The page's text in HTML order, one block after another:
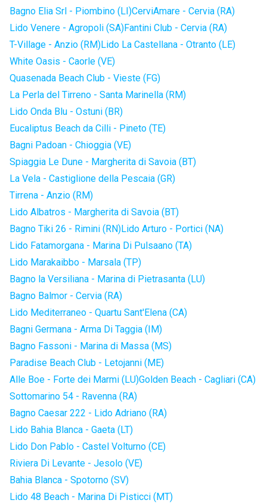
Bagno Elia Srl - Piombino (LI)CerviAmare - Cervia (RA)
Lido Venere - Agropoli (SA)Fantini Club - Cervia (RA)
T-Village - Anzio (RM)Lido La Castellana - Otranto (LE)
White Oasis - Caorle (VE)
Quasenada Beach Club - Vieste (FG)
La Perla del Tirreno - Santa Marinella (RM)
Lido Onda Blu - Ostuni (BR)
Eucaliptus Beach da Cilli - Pineto (TE)
Bagni Padoan - Chioggia (VE)
Spiaggia Le Dune - Margherita di Savoia (BT)
La Vela - Castiglione della Pescaia (GR)
Tirrena - Anzio (RM)
Lido Albatros - Margherita di Savoia (BT)
Bagno Tiki 26 - Rimini (RN)Lido Arturo - Portici (NA)
Lido Fatamorgana - Marina Di Pulsaano (TA)
Lido Marakaibbo - Marsala (TP)
Bagno la Versiliana - Marina di Pietrasanta (LU)
Bagno Balmor - Cervia (RA)
Lido Mediterraneo - Quartu Sant'Elena (CA)
Bagni Germana - Arma Di Taggia (IM)
Bagno Fassoni - Marina di Massa (MS)
Paradise Beach Club - Letojanni (ME)
Alle Boe - Forte dei Marmi (LU)Golden Beach - Cagliari (CA)
Sottomarino 54 - Ravenna (RA)
Bagno Caesar 222 - Lido Adriano (RA)
Lido Bahia Blanca - Gaeta (LT)
Lido Don Pablo - Castel Volturno (CE)
Riviera Di Levante - Jesolo (VE)
Bahia Blanca - Spotorno (SV)
Lido 48 Beach - Marina Di Pisticci (MT)